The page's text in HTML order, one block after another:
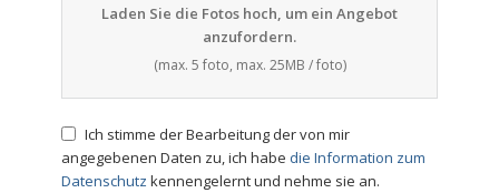
Laden Sie die Fotos hoch, um ein Angebot
anzufordern.
(max. 5 foto, max. 25MB / foto)
die Information zum
Datenschutz